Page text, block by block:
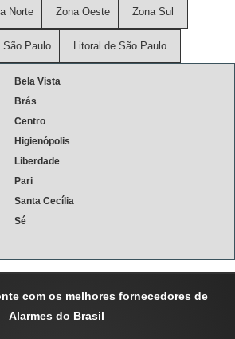
Norte Zona Oeste Zona Sul
São Paulo Litoral de São Paulo
Bela Vista
Brás
Centro
Higienópolis
Liberdade
Pari
Santa Cecília
Sé
com os melhores fornecedores de
Alarmes do Brasil